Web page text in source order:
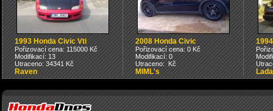
1993 Honda Civic Vti
Pořizovací cena: 115000 Kč
Modifikací: 13
Utraceno: 34341 Kč
Raven
2008 Honda Civic
Pořizovací cena: 0 Kč
Modifikací: 0
Utraceno: Kč
MIML's